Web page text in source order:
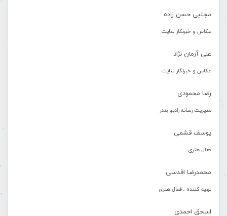
مجتبی حسن زاده
عکاس و خبرنگار سایت
علی آرمان نژاد
عکاس و خبرنگار سایت
رضا محمودی
مدیریت رسانه رادیو بندر
یوسف قشمی
فعال هنری
محمدرضا اقدسی
تهیه کننده ، فعال هنری
اسحق احمدی